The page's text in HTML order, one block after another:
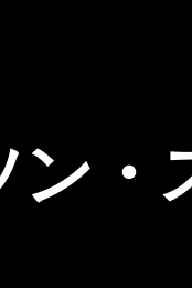
ン・